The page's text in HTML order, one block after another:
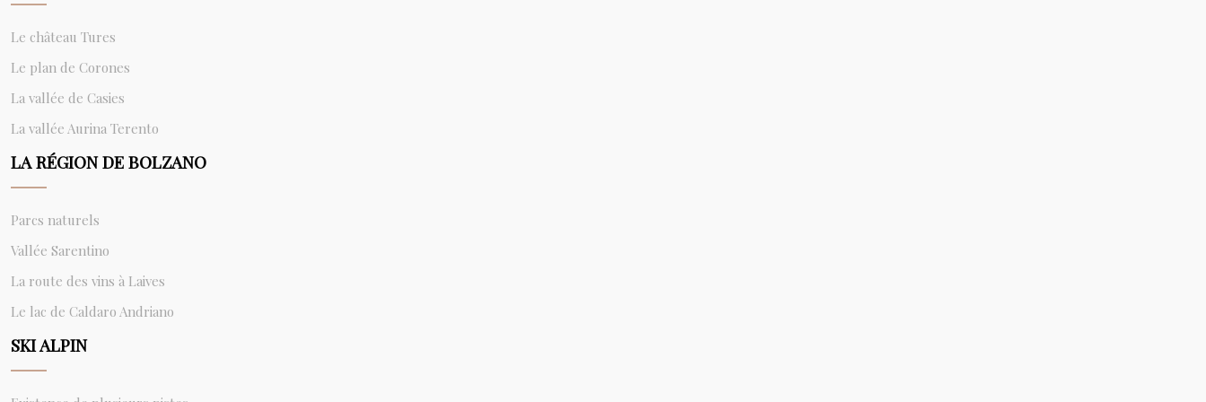
Le château Tures
Le plan de Corones
La vallée de Casies
La vallée Aurina Terento
LA RÉGION DE BOLZANO
Parcs naturels
Vallée Sarentino
La route des vins à Laives
Le lac de Caldaro Andriano
SKI ALPIN